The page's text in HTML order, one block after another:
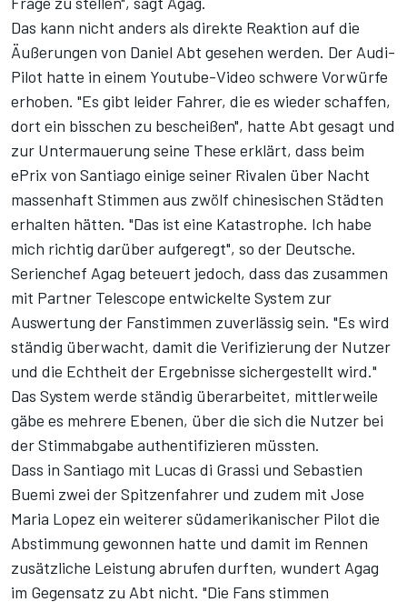
Das kann nicht anders als direkte Reaktion auf die
Äußerungen von Daniel Abt gesehen werden. Der Audi-
Pilot hatte in einem Youtube-Video schwere Vorwürfe
erhoben. "Es gibt leider Fahrer, die es wieder schaffen,
dort ein bisschen zu bescheißen", hatte Abt gesagt und
zur Untermauerung seine These erklärt, dass beim
ePrix von Santiago einige seiner Rivalen über Nacht
massenhaft Stimmen aus zwölf chinesischen Städten
erhalten hätten. "Das ist eine Katastrophe. Ich habe
mich richtig darüber aufgeregt", so der Deutsche.
Serienchef Agag beteuert jedoch, dass das zusammen
mit Partner Telescope entwickelte System zur
Auswertung der Fanstimmen zuverlässig sein. "Es wird
ständig überwacht, damit die Verifizierung der Nutzer
und die Echtheit der Ergebnisse sichergestellt wird."
Das System werde ständig überarbeitet, mittlerweile
gäbe es mehrere Ebenen, über die sich die Nutzer bei
der Stimmabgabe authentifizieren müssten.
Dass in Santiago mit Lucas di Grassi und Sebastien
Buemi zwei der Spitzenfahrer und zudem mit Jose
Maria Lopez ein weiterer südamerikanischer Pilot die
Abstimmung gewonnen hatte und damit im Rennen
zusätzliche Leistung abrufen durften, wundert Agag
im Gegensatz zu Abt nicht. "Die Fans stimmen